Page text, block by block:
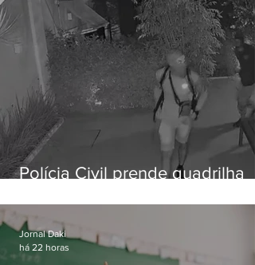
Polícia Civil prende quadrilha
residências de luxo no Rio
Jornal Daki
há 22 horas